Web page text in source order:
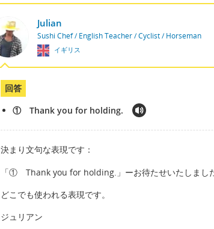
Julian
Sushi Chef / English Teacher / Cyclist / Horseman
イギリス
回答
① Thank you for holding.
決まり文句な表現です：
「① Thank you for holding.」ーお待たせいたしました
どこでも使われる表現です。
ジュリアン